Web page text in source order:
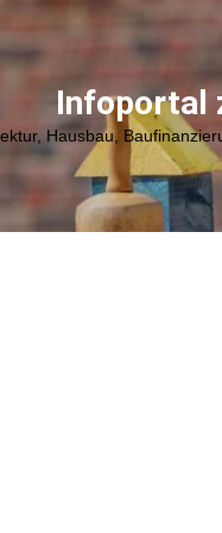
Infoportal
Hausbau,